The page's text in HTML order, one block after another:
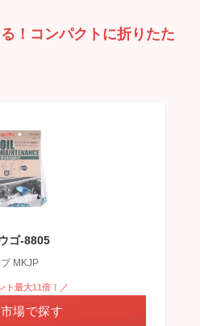
！コンパクトに折りたた
ゴ-8805
MKJP
ト最大11倍！／
場で探す